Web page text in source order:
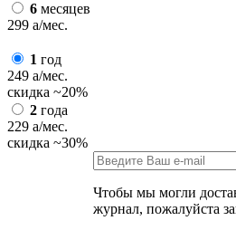
6 месяцев
299 a/мес.
1 год
249 a/мес.
скидка ~20%
2 года
229 a/мес.
скидка ~30%
Чтобы мы могли
журнал, пожалуйста